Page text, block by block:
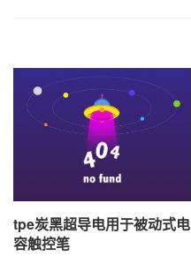
tpe炭黑超导电用于被动式电
容触控笔